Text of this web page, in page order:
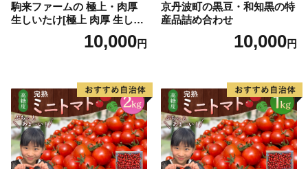
駒来ファームの 極上・肉厚
生しいたけ[極上 肉厚 生しい
たけ 生シイタケ 生椎茸 安心
安全 国産 採れたて 新鮮 きの
10,000円
京丹波町の黒豆・和知黒の特
産品詰め合わせ
10,000円